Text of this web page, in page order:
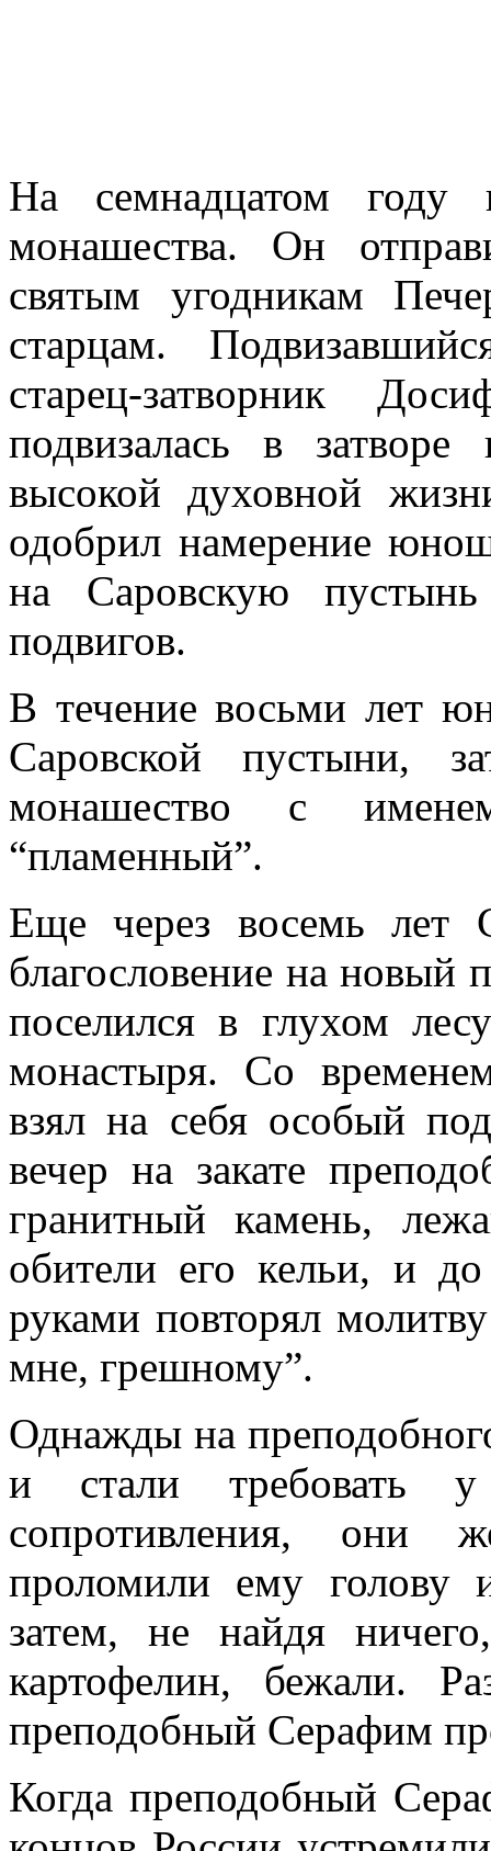
На семнадцатом году
монашества. Он
святым угодникам
старцам.
старец-затворник
подвизалась в
высокой духовной
одобрил намерение
на Саровскую
подвигов.
В течение восьми лет
Саровской пустыни,
монашество с
“пламенный”.
Еще через восемь лет
благословение на новый
поселился в глухом
монастыря. Со
взял на себя особый
вечер на закате
гранитный камень,
обители его кельи, и
руками повторял
мне, грешному”.
Однажды на
и стали требовать
сопротивления, они
проломили ему голову
затем, не найдя
картофелин, бежали.
преподобный Серафим
Когда преподобный